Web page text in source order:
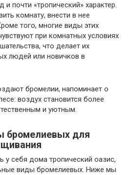
почти «тропический» характер.
комнату, внести в нее
того, многие виды этих
при комнатных условиях
что делает их
людей или новичков в
бромелии, напоминает о
воздух становится более
и уютным.
бромелиевых для
у себя дома тропический оазис,
виды бромелиевых. Ниже мы